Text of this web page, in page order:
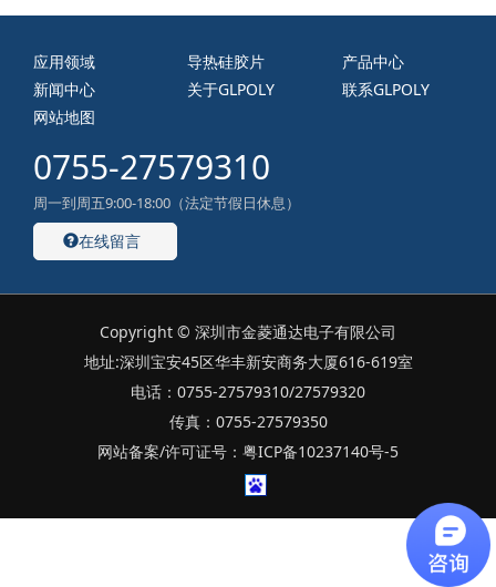
应用领域 导热硅胶片
产品中心
新闻中心
关于GLPOLY
联系GLPOLY
网站地图
0755-27579310
周一到周五9:00-18:00（法定节假日休息）
在线留言
Copyright © 深圳市金菱通达电子有限公司
地址:深圳宝安45区华丰新安商务大厦616-619室
电话：0755-27579310/27579320
传真：0755-27579350
网站备案/许可证号：粤ICP备10237140号-5